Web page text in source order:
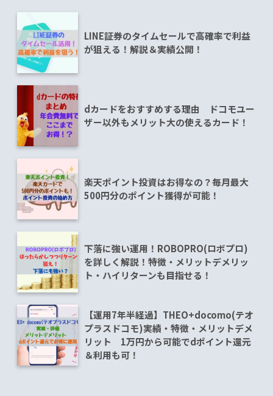
LINE証券のタイムセールで高確率で利益
が狙える！解説＆実績公開！
dカードをおすすめする理由 ドコモユー
ザー以外もメリット大の使えるカード！
楽天ポイント投資はお得なの？毎月最大
500円分のポイント獲得が可能！
下落に強い運用！ROBOPRO(ロボプロ)
を詳しく解説！特徴・メリットデメリッ
ト・ハイリターンも目指せる！
【運用7年半経過】THEO+docomo(テオ
プラスドコモ)実績・特徴・メリットデメ
リット 1万円から可能でdポイント還元
＆利用も可！